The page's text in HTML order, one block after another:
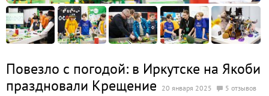
Повезло с погодой: в Иркутске на Якоби
праздновали Крещение
20 января 2025 5 отзывов